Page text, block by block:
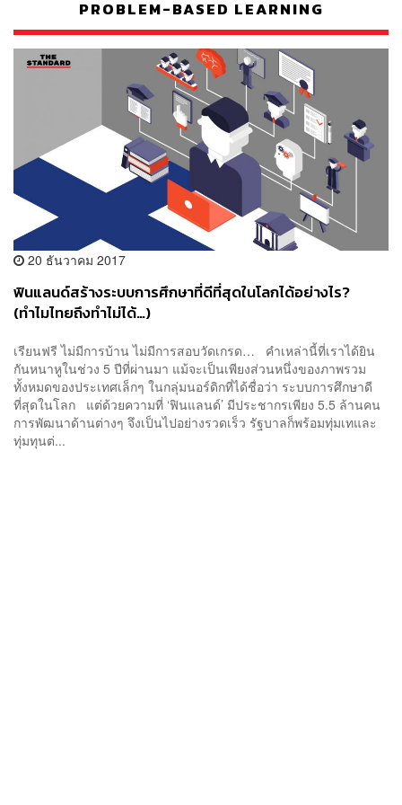
PROBLEM-BASED LEARNING
20 ธันวาคม 2017
ฟินแลนด์สร้างระบบการศึกษาที่ดีที่สุดในโลกได้อย่างไร?
(ทำไมไทยถึงทำไม่ได้…)
เรียนฟรี ไม่มีการบ้าน ไม่มีการสอบวัดเกรด… คำเหล่านี้ที่เราได้ยิน
กันหนาหูในช่วง 5 ปีที่ผ่านมา แม้จะเป็นเพียงส่วนหนึ่งของภาพรวม
ทั้งหมดของประเทศเล็กๆ ในกลุ่มนอร์ดิกที่ได้ชื่อว่า ระบบการศึกษาดี
ที่สุดในโลก แต่ด้วยความที่ ‘ฟินแลนด์’ มีประชากรเพียง 5.5 ล้านคน
การพัฒนาด้านต่างๆ จึงเป็นไปอย่างรวดเร็ว รัฐบาลก็พร้อมทุ่มเทและ
ทุ่มทุนต่...